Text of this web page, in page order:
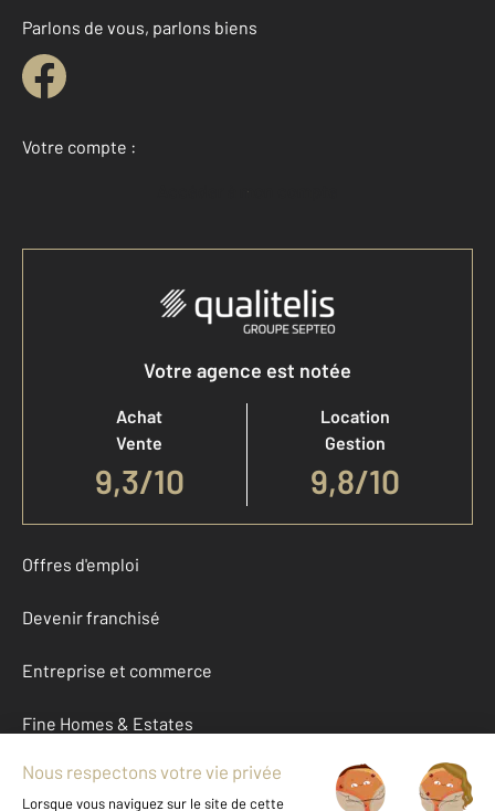
Parlons de vous, parlons biens
Votre compte :
Accéder à mon compte
Votre agence est notée
Achat
Vente
9,3/10
Location
Gestion
9,8/10
Offres d'emploi
Devenir franchisé
Entreprise et commerce
Fine Homes & Estates
À propos